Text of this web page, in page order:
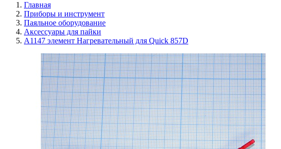
Главная
Приборы и инструмент
Паяльное оборудование
Аксессуары для пайки
A1147 элемент Нагревательный для Quick 857D